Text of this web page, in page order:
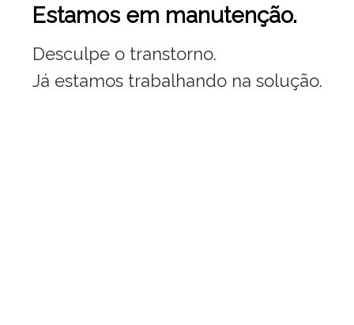
Estamos em manutenção.
Desculpe o transtorno.
Já estamos trabalhando na solução.